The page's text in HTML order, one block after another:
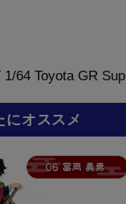
1/64 Toyota GR
にオススメ